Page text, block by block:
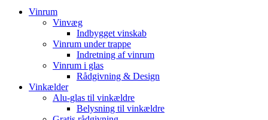
Vinrum
Vinvæg
Indbygget vinskab
Vinrum under trappe
Indretning af vinrum
Vinrum i glas
Rådgivning & Design
Vinkælder
Alu-glas til vinkældre
Belysning til vinkældre